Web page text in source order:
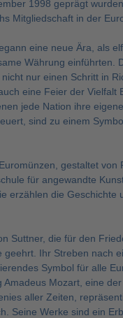
1998 geprägt
Mitgliedschaft in der
eine neue Ära, als
Währung einführten.
nur einen Schritt in
eine Feier der Vielfalt
jede Nation ihre
sind zu einem
gestaltet von
für angewandte
erzählen die Geschichte
Suttner, die für den
geehrt. Ihr Streben nach
Symbol für alle
Amadeus Mozart, eine
aller Zeiten,
Seine Werke sind ein